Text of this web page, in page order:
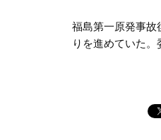
福島第一原発事故
りを進めていた。